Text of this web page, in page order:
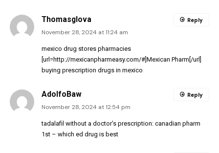
Thomasglova
November 28, 2024 at 11:24 am
mexico drug stores pharmacies
[url=http://mexicanpharmeasy.com/#]Mexican Pharm[/url]
buying prescription drugs in mexico
Reply
AdolfoBaw
November 28, 2024 at 12:54 pm
tadalafil without a doctor’s prescription: canadian pharm
1st – which ed drug is best
Reply